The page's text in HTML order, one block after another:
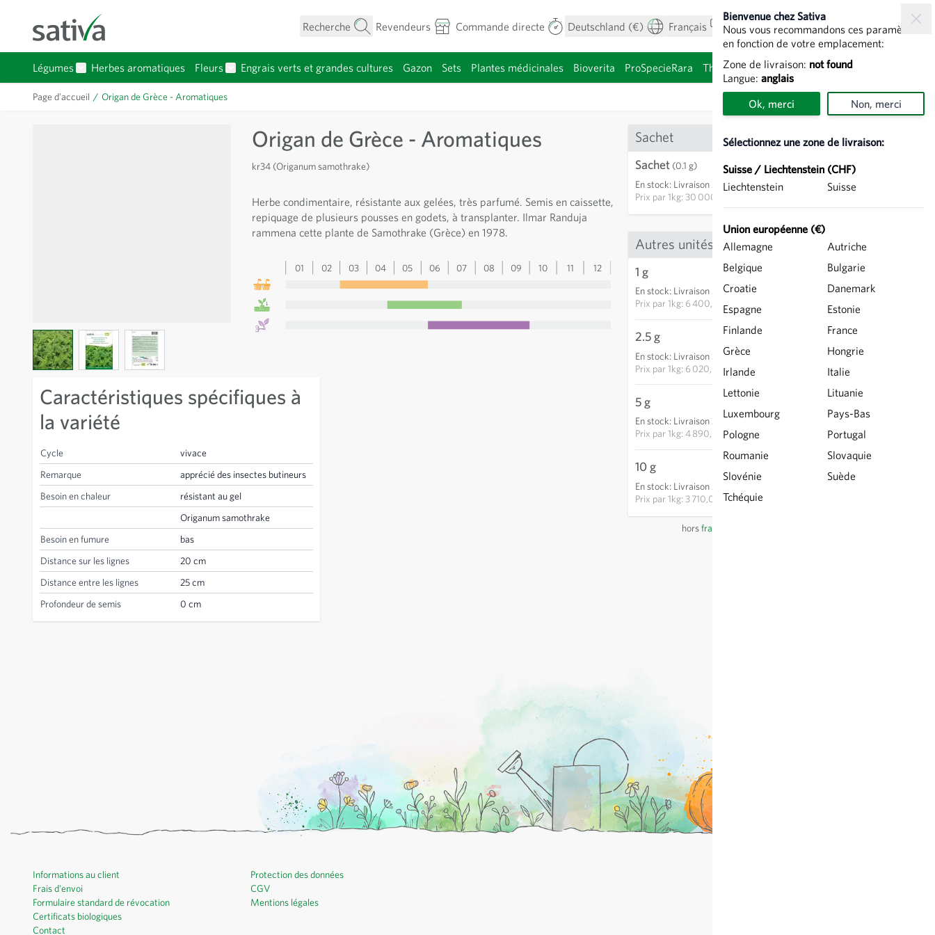
Recherche
Revendeurs Commande directe Deutschland (€) Français Mon compte Voir le panier
Légumes
Herbes aromatiques
Fleurs
Engrais verts et grandes cultures Gazon Sets Plantes médicinales Bioverita ProSpecieRara Thèmes Graines à germer
Bienvenue chez Sativa
Nous vous recommandons ces paramètres
en fonction de votre emplacement:
Zone de livraison: not found
Langue: anglais
Ok, merci Non, merci
Sélectionnez une zone de livraison:
Suisse / Liechtenstein (CHF)
Liechtenstein
Suisse
Union européenne (€)
Allemagne
Autriche
Belgique
Bulgarie
Croatie
Danemark
Espagne
Estonie
Finlande
France
Grèce
Hongrie
Irlande
Italie
Lettonie
Lituanie
Luxembourg
Pays-Bas
Pologne
Portugal
Roumanie
Slovaquie
Slovénie
Suède
Tchéquie
Page d’accueil / Origan de Grèce - Aromatiques
Origan de Grèce - Aromatiques
kr34 (Origanum samothrake)
Herbe condimentaire, résistante aux gelées, très parfumé. Semis en caissette,
repiquage de plusieurs pousses en godets, à transplanter. Ilmar Randuja
rammena cette plante de Samothrake (Grèce) en 1978.
01 02 03 04 05 06 07 08 09 10 11 12
View larger imageView larger imageView larger image
Caractéristiques spécifiques à
la variété
Cycle
vivace
Remarque
apprécié des insectes butineurs
Besoin en chaleur
résistant au gel
Origanum samothrake
Besoin en fumure
bas
Distance sur les lignes
20 cm
Distance entre les lignes
25 cm
Profondeur de semis
0 cm
Sachet
Sachet (0.1 g)
En stock: Livraison 3-5 jours
Prix par1kg: 30 000,00 €
AJOUTER AU PANIER
Autres unités
1 g
En stock: Livraison 3-5 jours
Prix par1kg: 6 400,00 €
6,40 €
AJOUTER AU PANIER
2.5 g
En stock: Livraison 3-5 jours
Prix par1kg: 6 020,00 €
5 g
En stock: Livraison 3-5 jours
Prix par1kg: 4 890,00 €
24,45 €
10 g
En stock: Livraison 3-5 jours
Prix par1kg: 3 710,00 €
horsfrais de port
Informations au client
Frais d'envoi
Formulaire standard de révocation
Certificats biologiques
Contact
Protection des données
CGV
Mentions légales